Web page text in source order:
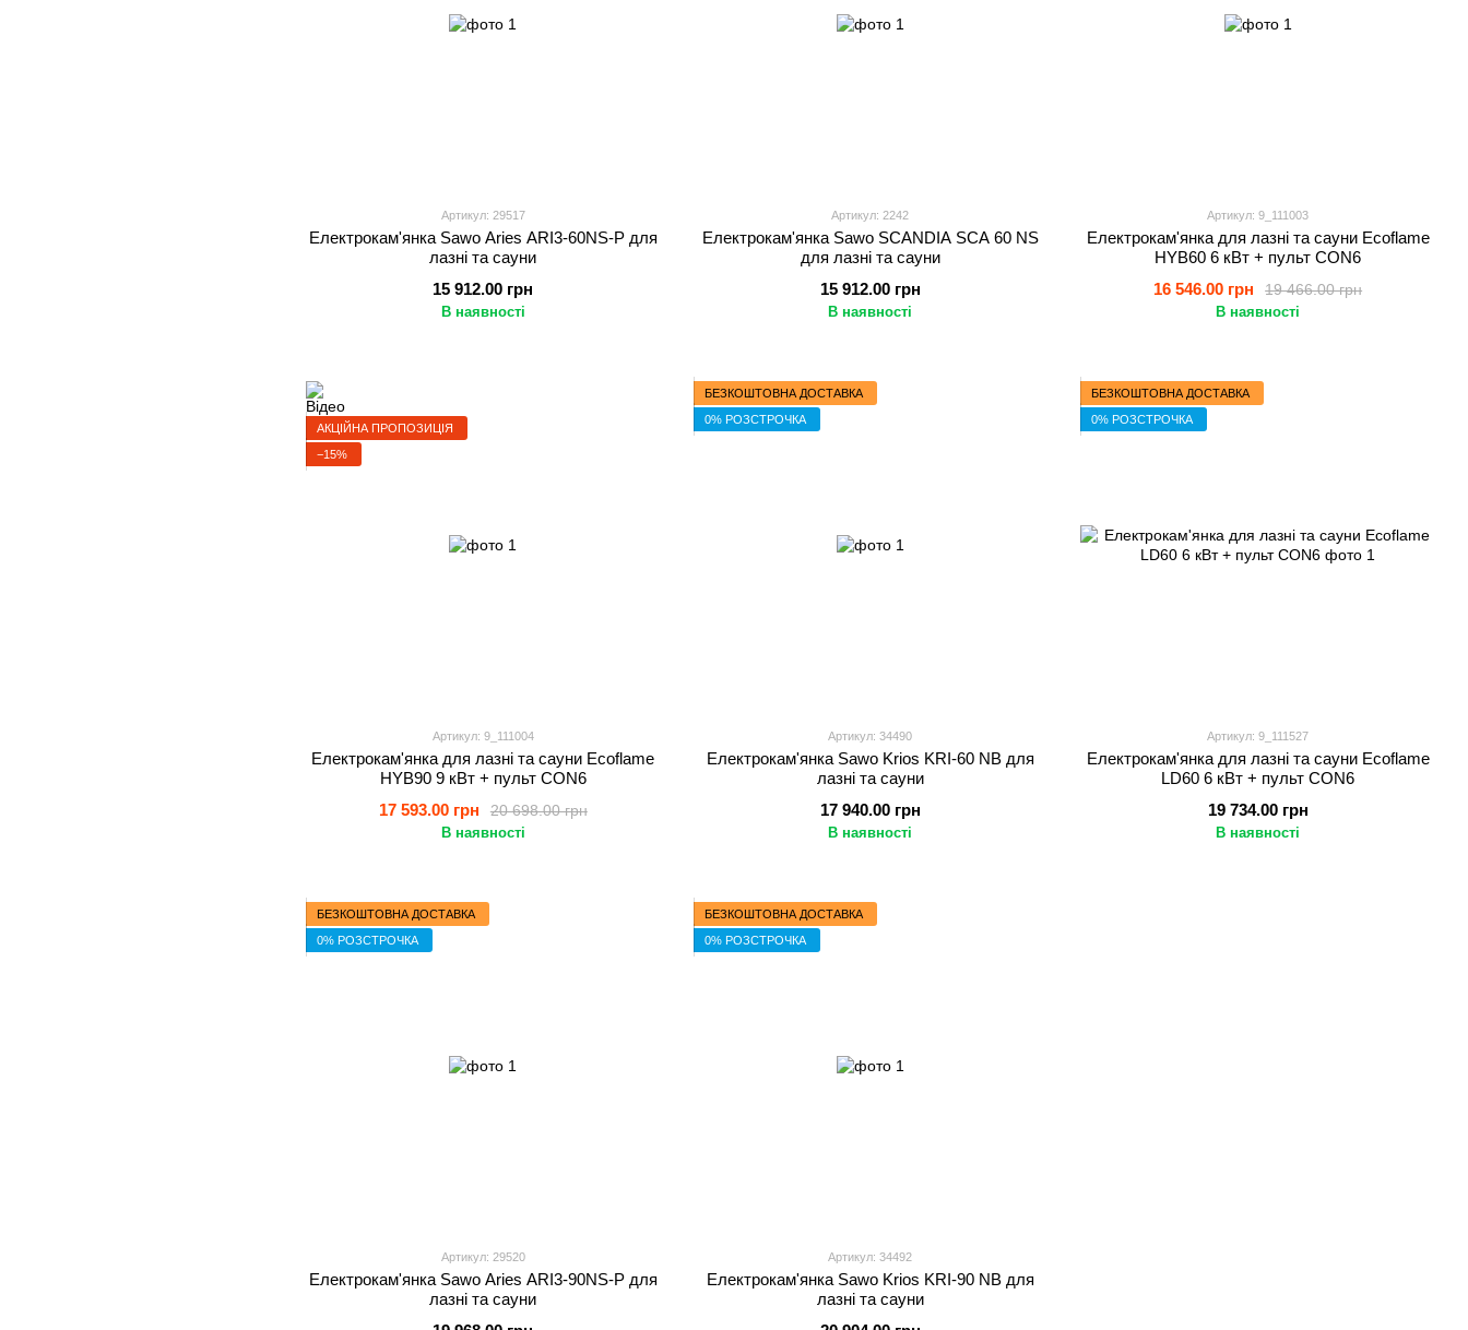
Артикул: 29517
Електрокам'янка Sawo Aries ARI3-60NS-P для
лазні та сауни
15 912.00 грн
В наявності
Артикул: 2242
Електрокам'янка Sawo SCANDIA SCA 60 NS
для лазні та сауни
15 912.00 грн
В наявності
Артикул: 9_111003
Електрокам'янка для лазні та сауни Ecoflame
HYB60 6 кВт + пульт CON6
19 466.00 грн
16 546.00 грн
В наявності
АКЦІЙНА ПРОПОЗИЦІЯ
−15%
Артикул: 9_111004
Електрокам'янка для лазні та сауни Ecoflame
HYB90 9 кВт + пульт CON6
20 698.00 грн
17 593.00 грн
В наявності
БЕЗКОШТОВНА ДОСТАВКА
0% РОЗСТРОЧКА
Артикул: 34490
Електрокам'янка Sawo Krios KRI-60 NB для
лазні та сауни
17 940.00 грн
В наявності
БЕЗКОШТОВНА ДОСТАВКА
0% РОЗСТРОЧКА
Артикул: 9_111527
Електрокам'янка для лазні та сауни Ecoflame
LD60 6 кВт + пульт CON6
19 734.00 грн
В наявності
БЕЗКОШТОВНА ДОСТАВКА
0% РОЗСТРОЧКА
Артикул: 29520
Електрокам'янка Sawo Aries ARI3-90NS-P для
лазні та сауни
БЕЗКОШТОВНА ДОСТАВКА
0% РОЗСТРОЧКА
Артикул: 34492
Електрокам'янка Sawo Krios KRI-90 NB для
лазні та сауни